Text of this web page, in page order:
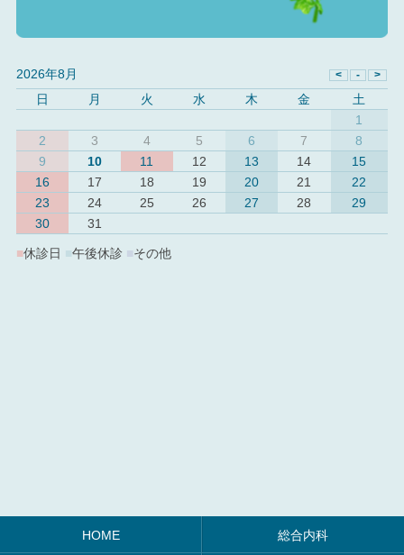
2026年8月
日
月 火 水 木 金
土
1
2
3 4 5 6 7
8
9
10 11 12 13 14
15
16
17 18 19 20 21
22
23
24 25 26 27 28
29
30
31
■休診日 ■午後休診 その他
HOME 総合内科